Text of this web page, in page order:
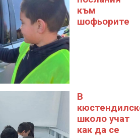
към
шофьорите
В
школо учат
как да се